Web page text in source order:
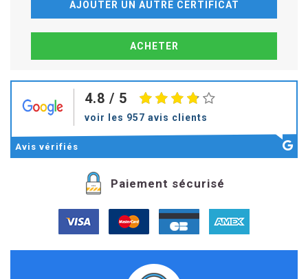
AJOUTER UN AUTRE CERTIFICAT
4.8 / 5
voir les 957 avis clients
Avis vérifiés
Paiement sécurisé